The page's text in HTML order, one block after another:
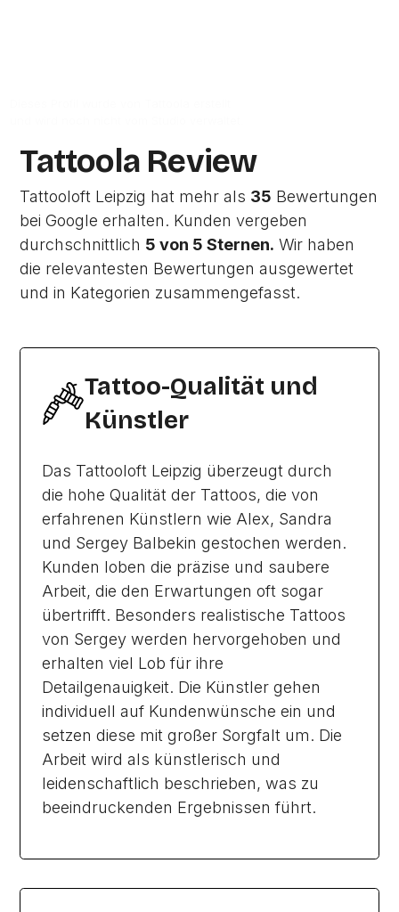
Tattoola Review
Tattooloft Leipzig hat mehr als 35 Bewertungen
bei Google erhalten. Kunden vergeben
durchschnittlich 5 von 5 Sternen. Wir haben
die relevantesten Bewertungen ausgewertet
und in Kategorien zusammengefasst.
Tattoo-Qualität und
Künstler
Das Tattooloft Leipzig überzeugt durch
die hohe Qualität der Tattoos, die von
erfahrenen Künstlern wie Alex, Sandra
und Sergey Balbekin gestochen werden.
Kunden loben die präzise und saubere
Arbeit, die den Erwartungen oft sogar
übertrifft. Besonders realistische Tattoos
von Sergey werden hervorgehoben und
erhalten viel Lob für ihre
Detailgenauigkeit. Die Künstler gehen
individuell auf Kundenwünsche ein und
setzen diese mit großer Sorgfalt um. Die
Arbeit wird als künstlerisch und
leidenschaftlich beschrieben, was zu
beeindruckenden Ergebnissen führt.